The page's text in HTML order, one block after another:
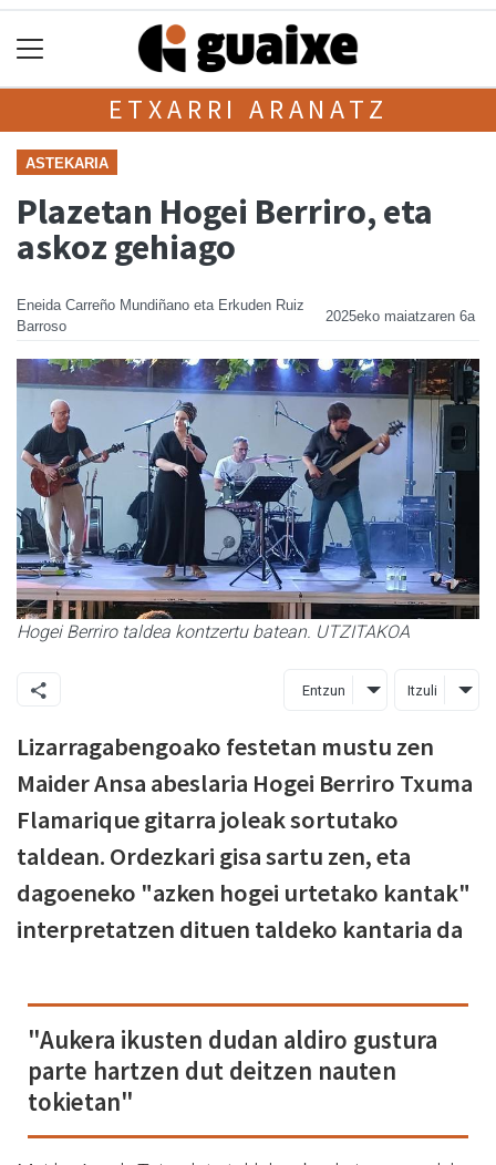
ETXARRI ARANATZ
ASTEKARIA
Plazetan Hogei Berriro, eta
askoz gehiago
Eneida Carreño Mundiñano eta Erkuden Ruiz
Barroso
2025eko maiatzaren 6a
Hogei Berriro taldea kontzertu batean. UTZITAKOA
Entzun Itzuli
Lizarragabengoako festetan mustu zen
Maider Ansa abeslaria Hogei Berriro Txuma
Flamarique gitarra joleak sortutako
taldean. Ordezkari gisa sartu zen, eta
dagoeneko "azken hogei urtetako kantak"
interpretatzen dituen taldeko kantaria da
"Aukera ikusten dudan aldiro gustura
parte hartzen dut deitzen nauten
tokietan"